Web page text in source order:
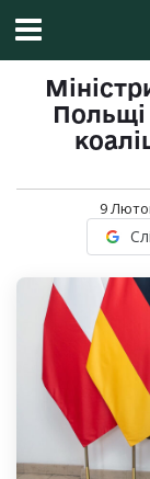
Польщі
9